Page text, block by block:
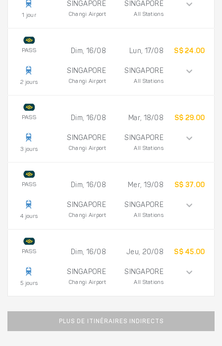
1 jour
SINGAPORE
Changi Airport
SINGAPORE
All Stations
PASS
2 jours
Dim, 16/08
SINGAPORE
Changi Airport
Lun, 17/08
SINGAPORE
All Stations
S$ 24.00
PASS
3 jours
Dim, 16/08
SINGAPORE
Changi Airport
Mar, 18/08
SINGAPORE
All Stations
S$ 29.00
PASS
4 jours
Dim, 16/08
SINGAPORE
Changi Airport
Mer, 19/08
SINGAPORE
All Stations
S$ 37.00
PASS
5 jours
Dim, 16/08
SINGAPORE
Changi Airport
Jeu, 20/08
SINGAPORE
All Stations
S$ 45.00
PLUS DE ITINÉRAIRES INDIRECTS